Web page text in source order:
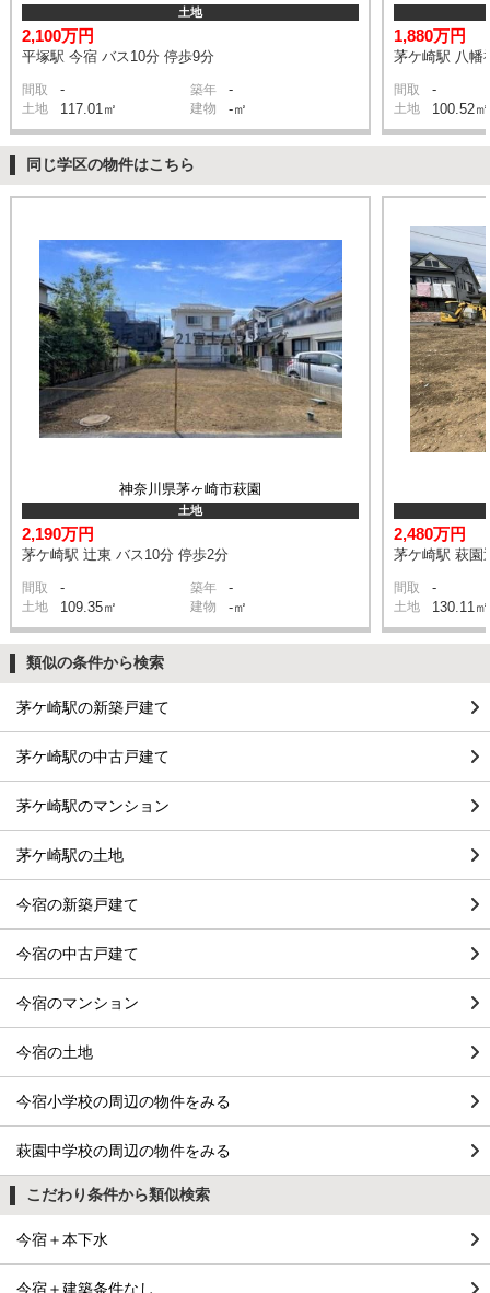
土地
2,100万円
平塚駅 今宿 バス10分 停歩9分
間取 - 築年 -
土地 117.01㎡ 建物 -㎡
1,880万円
茅ケ崎駅 八幡
間取 -
土地 100.52㎡
同じ学区の物件はこちら
神奈川県茅ヶ崎市萩園
土地
2,190万円
茅ケ崎駅 辻東 バス10分 停歩2分
間取 - 築年 -
土地 109.35㎡ 建物 -㎡
2,480万円
茅ケ崎駅 萩園
間取 -
土地 130.11㎡
類似の条件から検索
茅ケ崎駅の新築戸建て
茅ケ崎駅の中古戸建て
茅ケ崎駅のマンション
茅ケ崎駅の土地
今宿の新築戸建て
今宿の中古戸建て
今宿のマンション
今宿の土地
今宿小学校の周辺の物件をみる
萩園中学校の周辺の物件をみる
こだわり条件から類似検索
今宿＋本下水
今宿＋建築条件なし